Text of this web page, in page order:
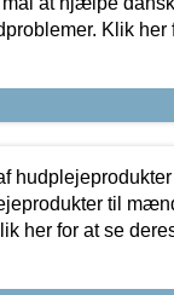
Klik her
hudplejeprodukter
til
her for at se